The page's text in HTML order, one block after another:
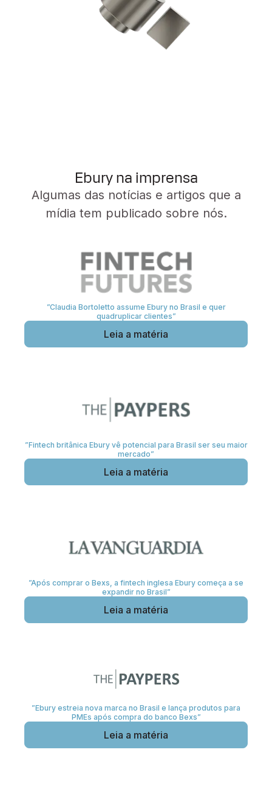
Ebury na imprensa
Algumas das notícias e artigos que a
mídia tem publicado sobre nós.
”Claudia Bortoletto assume Ebury no Brasil e quer
quadruplicar clientes”
Leia a matéria
”Fintech britânica Ebury vê potencial para Brasil ser seu maior
mercado”
Leia a matéria
”Após comprar o Bexs, a fintech inglesa Ebury começa a se
expandir no Brasil”
Leia a matéria
”Ebury estreia nova marca no Brasil e lança produtos para
PMEs após compra do banco Bexs”
Leia a matéria